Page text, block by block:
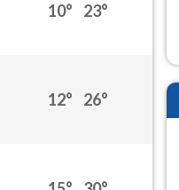
10° 23°
12° 26°